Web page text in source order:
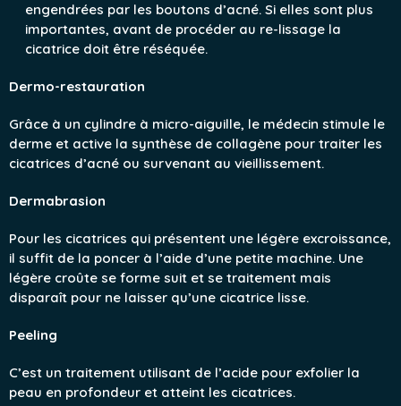
engendrées par les boutons d’acné. Si elles sont plus
importantes, avant de procéder au re-lissage la
cicatrice doit être réséquée.
Dermo-restauration
Grâce à un cylindre à micro-aiguille, le médecin stimule le
derme et active la synthèse de collagène pour traiter les
cicatrices d’acné ou survenant au vieillissement.
Dermabrasion
Pour les cicatrices qui présentent une légère excroissance,
il suffit de la poncer à l’aide d’une petite machine. Une
légère croûte se forme suit et se traitement mais
disparaît pour ne laisser qu’une cicatrice lisse.
Peeling
C’est un traitement utilisant de l’acide pour exfolier la
peau en profondeur et atteint les cicatrices.